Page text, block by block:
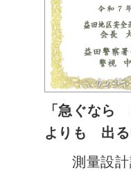
「急ぐなら
よりも 出る
測量設